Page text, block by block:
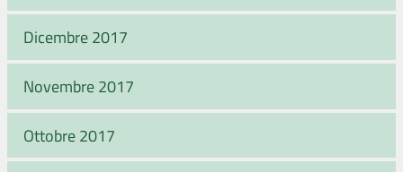
Dicembre 2017
Novembre 2017
Ottobre 2017